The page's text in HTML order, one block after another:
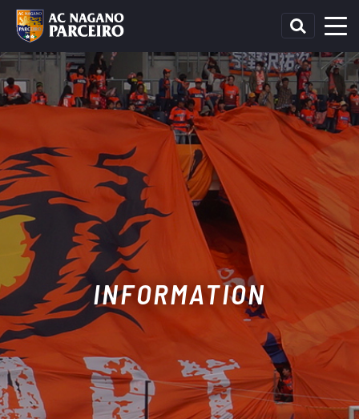
INFORMATION